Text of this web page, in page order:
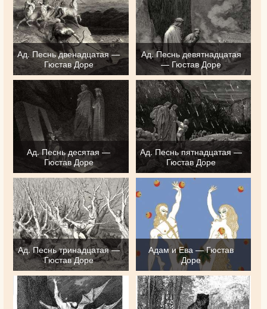
Ад. Песнь двенадцатая —
Гюстав Доре
Ад. Песнь девятнадцатая
— Гюстав Доре
Ад. Песнь десятая —
Гюстав Доре
Ад. Песнь пятнадцатая —
Гюстав Доре
Ад. Песнь тринадцатая —
Гюстав Доре
Адам и Ева — Гюстав
Доре